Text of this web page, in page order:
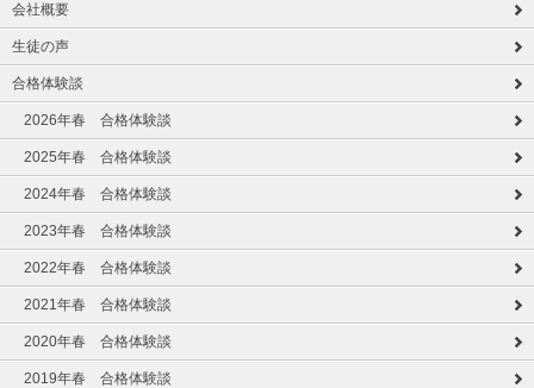
会社概要
生徒の声
合格体験談
2026年春 合格体験談
2025年春 合格体験談
2024年春 合格体験談
2023年春 合格体験談
2022年春 合格体験談
2021年春 合格体験談
2020年春 合格体験談
2019年春 合格体験談